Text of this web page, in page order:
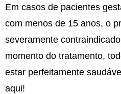
Em casos de pacientes
com menos de 15 anos, o
severamente
momento do tratamento,
estar perfeitamente
aqui!